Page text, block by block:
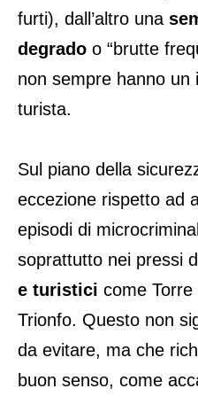
furti), dall’altro una
degrado o “brutte
non sempre hanno un
turista.
Sul piano della
eccezione rispetto ad
episodi di
soprattutto nei pressi
e turistici come
Trionfo. Questo non
da evitare, ma che
buon senso, come